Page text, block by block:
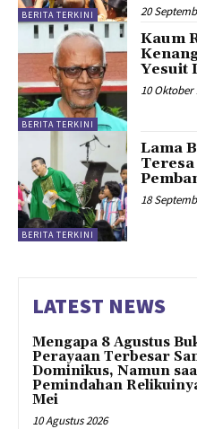
BERITA TERKINI 20
BERITA TERKINI
Kaum
Yesuit
10 Oktober
BERITA TERKINI
Lama
18
LATEST NEWS
Mengapa 8 Agustus
Perayaan Terbesar
Dominikus, Namun
Pemindahan
Mei
10 Agustus 2026